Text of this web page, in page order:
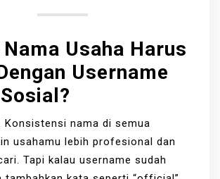
Usaha Harus
Username
Konsistensi nama di semua
usahamu lebih profesional dan
Tapi kalau username sudah